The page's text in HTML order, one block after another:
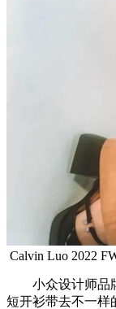
Calvin Luo 2022
小众设计师品牌
短开衫带去不一样